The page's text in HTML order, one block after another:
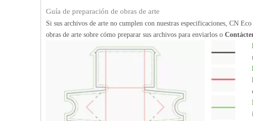
Guía de preparación de obras de arte
Si sus archivos de arte no cumplen con nuestras especificaciones, CN
obras de arte sobre cómo preparar sus archivos para enviarlos o